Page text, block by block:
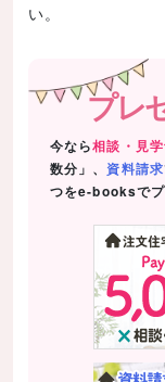
い。
プレ
今なら相談・見
数分」、 資料請求
つをe-booksでプ